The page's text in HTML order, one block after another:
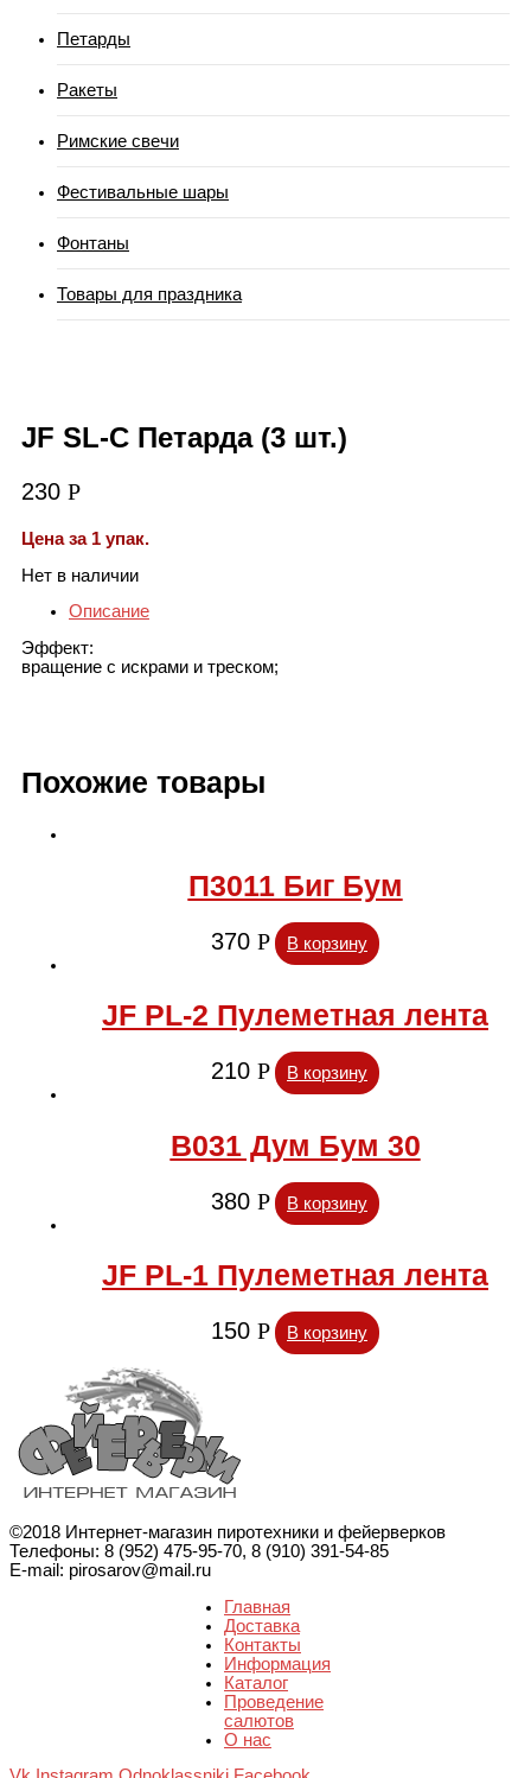
Петарды
Ракеты
Римские свечи
Фестивальные шары
Фонтаны
Товары для праздника
JF SL-С Петарда (3 шт.)
230 Р
Цена за 1 упак.
Нет в наличии
Описание
Эффект:
вращение с искрами и треском;
Похожие товары
П3011 Биг Бум
370 Р В корзину
JF PL-2 Пулеметная лента
210 Р В корзину
В031 Дум Бум 30
380 Р В корзину
JF PL-1 Пулеметная лента
150 Р В корзину
©2018 Интернет-магазин пиротехники и фейерверков
Телефоны: 8 (952) 475-95-70, 8 (910) 391-54-85
E-mail: pirosarov@mail.ru
Главная
Доставка
Контакты
Информация
Каталог
Проведение
салютов
О нас